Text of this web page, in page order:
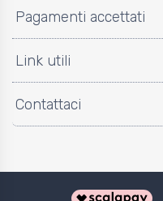
Pagamenti accettati
Link utili
Contattaci